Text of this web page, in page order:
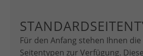
Für den Anfang stehen Ihnen
Seitentypen zur Verfügung.